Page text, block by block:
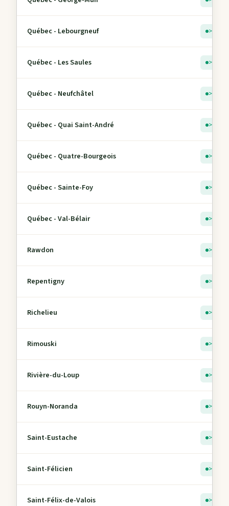
Québec - Lebourgneuf > 5
Québec - Les Saules > 5
Québec - Neufchâtel > 5
Québec - Quai Saint-André > 5
Québec - Quatre-Bourgeois > 5
Québec - Sainte-Foy > 5
Québec - Val-Bélair > 5
Rawdon > 5
Repentigny > 5
Richelieu > 5
Rimouski > 5
Rivière-du-Loup > 5
Rouyn-Noranda > 5
Saint-Eustache > 5
Saint-Félicien > 5
Saint-Félix-de-Valois > 5